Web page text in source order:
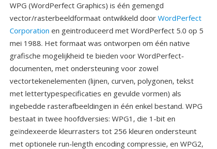
WPG (WordPerfect Graphics) is één gemengd
vector/rasterbeeldformaat ontwikkeld door WordPerfect
Corporation en geintroduceerd met WordPerfect 5.0 op 5
mei 1988. Het formaat was ontworpen om één native
grafische mogelijkheid te bieden voor WordPerfect-
documenten, met ondersteuning voor zowel
vectortekenelementen (lijnen, curven, polygonen, tekst
met lettertypespecificaties en gevulde vormen) als
ingebedde rasterafbeeldingen in één enkel bestand. WPG
bestaat in twee hoofdversies: WPG1, die 1-bit en
geïndexeerde kleurrasters tot 256 kleuren ondersteunt
met optionele run-length encoding compressie, en WPG2,